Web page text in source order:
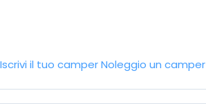
Iscrivi il tuo camperNoleggio un camper